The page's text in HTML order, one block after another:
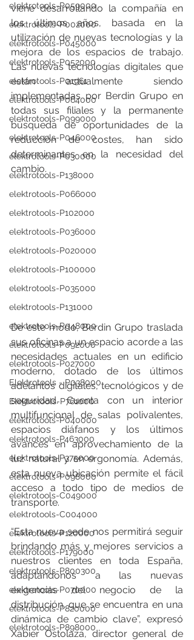
elektrotools-P059000
elektrotools-P002000
elektrotools-P045000
elektrotools-P052000
elektrotools-P01961
elektrotools-P064000
elektrotools-P099000
elektrotools-P046000
elektrotools-P030000
elektrotools-P138000
elektrotools-P066000
elektrotools-P102000
elektrotools-P036000
elektrotools-P020000
elektrotools-P100000
elektrotools-P035000
elektrotools-P131000
elektrotools-P048000
elektrotools-P092000
elektrotools-P027000
Elektrotools - P038000
Elektrotools-P761000
elektrotools-P040000
elektrotools-P463000
elektrotools-P375000
elektrotools-P098000
elektrotools-C049000
elektrotools-C004000
elektrotools-P120000
elektrotools-P179000
elektrotools-P800300
elektrotools-P070000
elektrotools-P820000
elektrotools-P898000
viene desarrollando la compañía en
los últimos años, basada en la
utilización de nuevas tecnologías y la
mejora de los espacios de trabajo.
Las nuevas tecnologías digitales que
están actualmente siendo
implementadas por Berdin Grupo en
todas sus filiales y la permanente
búsqueda de oportunidades de la
reducción de costes, han sido
determinantes en la necesidad del
cambio.
De este modo, Berdin Grupo traslada
sus oficinas a un espacio acorde a las
necesidades actuales en un edificio
moderno, dotado de los últimos
adelantos digitales, tecnológicos y de
seguridad. Cuenta con un interior
multifuncional de salas polivalentes,
espacios diáfanos y los últimos
avances en aprovechamiento de la
luz natural y en ergonomía. Además,
esta nueva ubicación permite el fácil
acceso a todo tipo de medios de
transporte.
“Esta nueva sede nos permitirá seguir
brindando más y mejores servicios a
nuestros clientes en toda España,
adaptándonos a las nuevas
exigencias del negocio de la
distribución, que se encuentra en una
dinámica de cambio clave”, expresó
Xabier Ostolaza, director general de